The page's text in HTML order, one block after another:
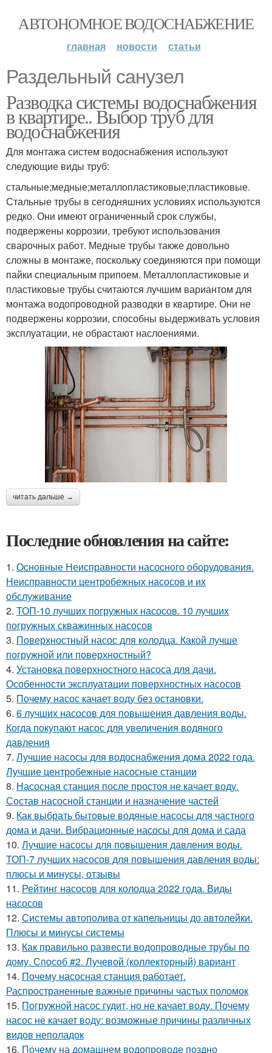
АВТОНОМНОЕ ВОДОСНАБЖЕНИЕ
главная новости статьи
Раздельный санузел
Разводка системы водоснабжения
в квартире.. Выбор труб для
водоснабжения
Для монтажа систем водоснабжения используют
следующие виды труб:
стальные;медные;металлопластиковые;пластиковые.
Стальные трубы в сегодняшних условиях используются
редко. Они имеют ограниченный срок службы,
подвержены коррозии, требуют использования
сварочных работ. Медные трубы также довольно
сложны в монтаже, поскольку соединяются при помощи
пайки специальным припоем. Металлопластиковые и
пластиковые трубы считаются лучшим вариантом для
монтажа водопроводной разводки в квартире. Они не
подвержены коррозии, способны выдерживать условия
эксплуатации, не обрастают наслоениями.
читать дальше →
Последние обновления на сайте:
1. Основные Неисправности насосного оборудования.
Неисправности центробежных насосов и их
обслуживание
2. ТОП-10 лучших погружных насосов. 10 лучших
погружных скважинных насосов
3. Поверхностный насос для колодца. Какой лучше
погружной или поверхностный?
4. Установка поверхностного насоса для дачи.
Особенности эксплуатации поверхностных насосов
5. Почему насос качает воду без остановки.
6. 6 лучших насосов для повышения давления воды.
Когда покупают насос для увеличения водяного
давления
7. Лучшие насосы для водоснабжения дома 2022 года.
Лучшие центробежные насосные станции
8. Насосная станция после простоя не качает воду.
Состав насосной станции и назначение частей
9. Как выбрать бытовые водяные насосы для частного
дома и дачи. Вибрационные насосы для дома и сада
10. Лучшие насосы для повышения давления воды.
ТОП-7 лучших насосов для повышения давления воды:
плюсы и минусы, отзывы
11. Рейтинг насосов для колодца 2022 года. Виды
насосов
12. Системы автополива от капельницы до автолейки.
Плюсы и минусы системы
13. Как правильно развести водопроводные трубы по
дому. Способ #2. Лучевой (коллекторный) вариант
14. Почему насосная станция работает.
Распространенные важные причины частых поломок
15. Погружной насос гудит, но не качает воду. Почему
насос не качает воду: возможные причины различных
видов неполадок
16. Почему на домашнем водопроводе поздно